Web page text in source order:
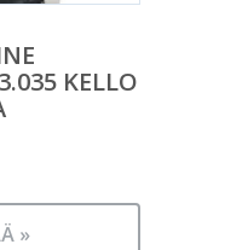
KELLO
»